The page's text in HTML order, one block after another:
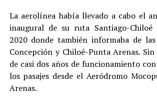
La aerolínea había llevado a cabo el
inaugural de su ruta Santiago-
2020 donde también informaba de las
Concepción y Chiloé-Punta Arenas.
de casi dos años de funcionamiento
los pasajes desde el Aeródromo
Arenas.